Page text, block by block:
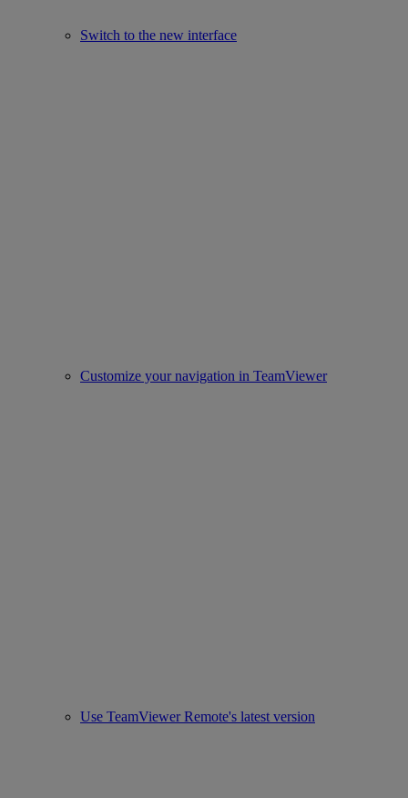
Switch to the new interface
Customize your navigation in TeamViewer
Use TeamViewer Remote's latest version